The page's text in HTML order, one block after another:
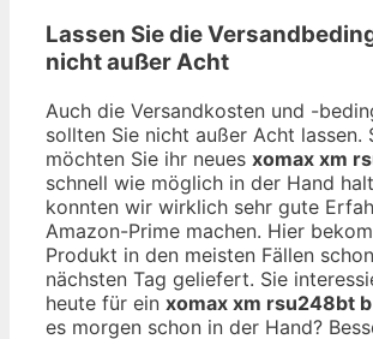
Lassen Sie die
nicht außer Acht
Auch die Versandkosten und -
sollten Sie nicht außer Acht lassen.
möchten Sie ihr neues xomax xm
schnell wie möglich in der Hand
konnten wir wirklich sehr gute
Amazon-Prime machen. Hier
Produkt in den meisten Fällen
nächsten Tag geliefert. Sie
heute für ein xomax xm rsu248bt b
es morgen schon in der Hand?